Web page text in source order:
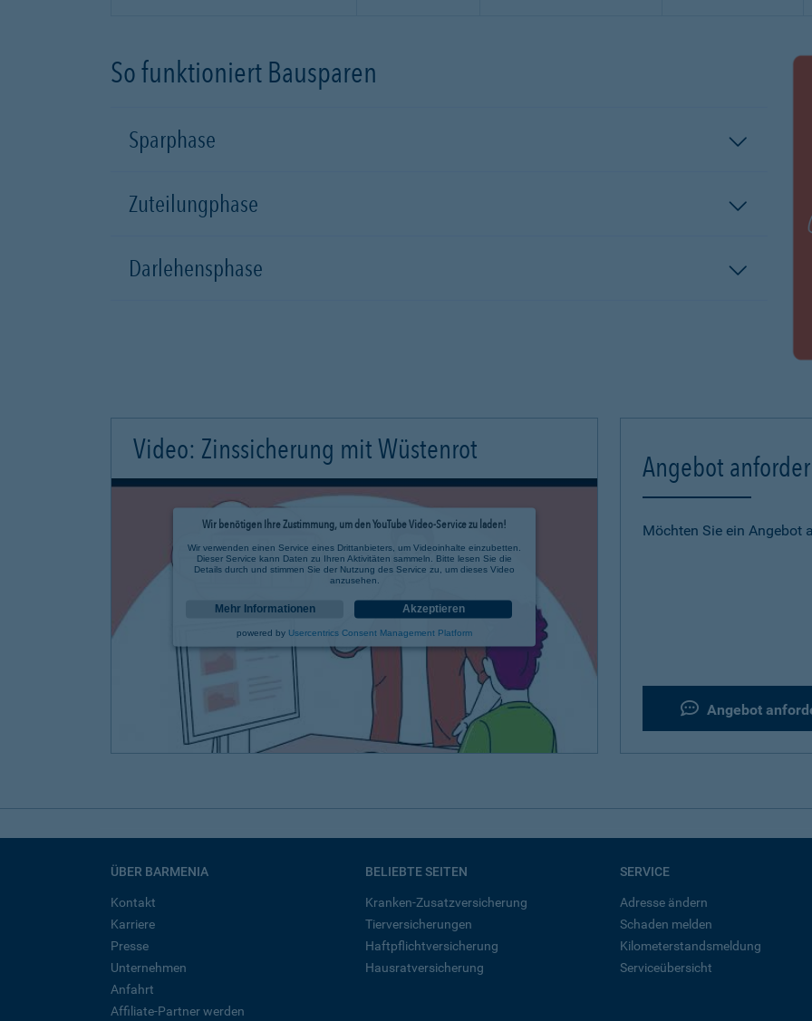
So funktioniert Bausparen
Sparphase
Zuteilungphase
Darlehensphase
Video: Zinssicherung mit Wüstenrot
Wir benötigen Ihre Zustimmung, um den YouTube Video-Service zu laden!
Wir verwenden einen Service eines Drittanbieters, um Videoinhalte einzubetten.
Dieser Service kann Daten zu Ihren Aktivitäten sammeln. Bitte lesen Sie die
Details durch und stimmen Sie der Nutzung des Service zu, um dieses Video
anzusehen.
Mehr Informationen Akzeptieren
powered by Usercentrics Consent Management Platform
Angebot
Möchten Sie ein Angebot
Angebot
ÜBER BARMENIA
Kontakt
Karriere
Presse
Unternehmen
Anfahrt
Affiliate-Partner werden
BELIEBTE SEITEN
Kranken-Zusatzversicherung
Tierversicherungen
Haftpflichtversicherung
Hausratversicherung
SERVICE
Adresse ändern
Schaden melden
Kilometerstandsmeldung
Serviceübersicht